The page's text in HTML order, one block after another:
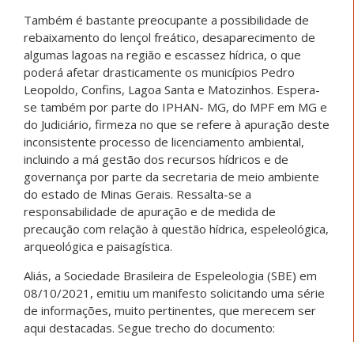
Também é bastante preocupante a possibilidade de
rebaixamento do lençol freático, desaparecimento de
algumas lagoas na região e escassez hídrica, o que
poderá afetar drasticamente os municípios Pedro
Leopoldo, Confins, Lagoa Santa e Matozinhos. Espera-
se também por parte do IPHAN- MG, do MPF em MG e
do Judiciário, firmeza no que se refere à apuração deste
inconsistente processo de licenciamento ambiental,
incluindo a má gestão dos recursos hídricos e de
governança por parte da secretaria de meio ambiente
do estado de Minas Gerais. Ressalta-se a
responsabilidade de apuração e de medida de
precaução com relação à questão hídrica, espeleológica,
arqueológica e paisagística.
Aliás, a Sociedade Brasileira de Espeleologia (SBE) em
08/10/2021, emitiu um manifesto solicitando uma série
de informações, muito pertinentes, que merecem ser
aqui destacadas. Segue trecho do documento: